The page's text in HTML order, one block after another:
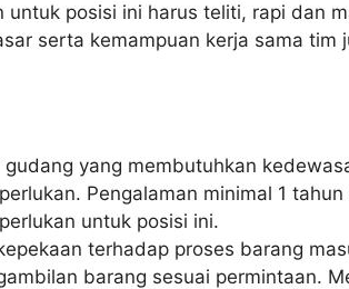
posisi ini harus teliti, rapi dan
serta kemampuan kerja sama tim
yang membutuhkan
Pengalaman minimal 1
untuk posisi ini.
terhadap proses barang
barang sesuai permintaan.